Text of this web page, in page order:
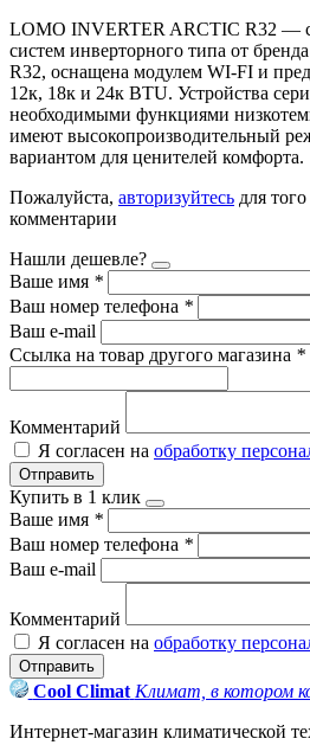
LOMO INVERTER ARCTIC R32 —
систем инверторного типа от
R32, оснащена модулем WI-FI и
12к, 18к и 24к BTU. Устройства
необходимыми функциями
имеют высокопроизводительный
вариантом для ценителей комфорта.
Пожалуйста, авторизуйтесь для
комментарии
Нашли дешевле?
Ваше имя *
Ваш номер телефона *
Ваш e-mail
Ссылка на товар другого магазина *
Комментарий
Я согласен на обработку
Отправить
Купить в 1 клик
Ваше имя *
Ваш номер телефона *
Ваш e-mail
Комментарий
Я согласен на обработку
Отправить
Cool Climat Климат, в котором
Интернет-магазин климатической